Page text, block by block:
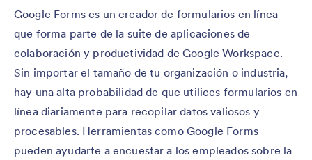
Google Forms es un creador de formularios en línea
que forma parte de la suite de aplicaciones de
colaboración y productividad de Google Workspace.
Sin importar el tamaño de tu organización o industria,
hay una alta probabilidad de que utilices formularios en
línea diariamente para recopilar datos valiosos y
procesables. Herramientas como Google Forms
pueden ayudarte a encuestar a los empleados sobre la